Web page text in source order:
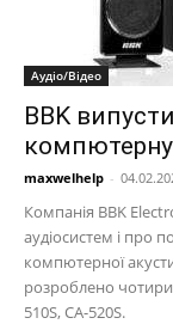
Аудіо/Відео
BBK
maxwelhelp -
Компанія BBK
аудіосистем і про
компютерної
розроблено чотири
510S, CA-520S.